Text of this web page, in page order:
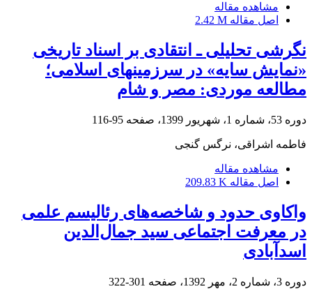
مشاهده مقاله
اصل مقاله 2.42 M
نگرشی تحلیلی ـ انتقادی بر اسناد تاریخی
«نمایش سایه» در سرزمینهای اسلامی؛
مطالعه موردی: مصر و شام
دوره 53، شماره 1، شهریور 1399، صفحه 95-116
فاطمه اشراقی، نرگس گنجی
مشاهده مقاله
اصل مقاله 209.83 K
واکاوی حدود و شاخصه‌های رئالیسم علمی
در معرفت اجتماعی سید جمال‌الدین
اسدآبادی
دوره 3، شماره 2، مهر 1392، صفحه 301-322